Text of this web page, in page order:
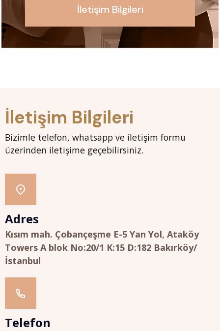
İletişim Bilgileri
İletişim Bilgileri
Bizimle telefon, whatsapp ve iletişim formu
üzerinden iletişime geçebilirsiniz.
Adres
Kısım mah. Çobançeşme E-5 Yan Yol, Ataköy
Towers A blok No:20/1 K:15 D:182 Bakırköy/
İstanbul
Telefon